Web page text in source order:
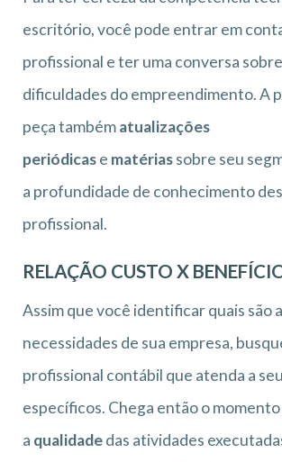
escritório, você pode entrar em
profissional e ter uma conversa
dificuldades do empreendimento. A
peça tambématualizações
periódicase matériassobre seu
a profundidade de conhecimento
profissional.
RELAÇÃO CUSTO X
Assim que você identificar quais são
necessidades de sua empresa,
profissional contábil que atenda a
específicos. Chega então o
a qualidadedas atividades